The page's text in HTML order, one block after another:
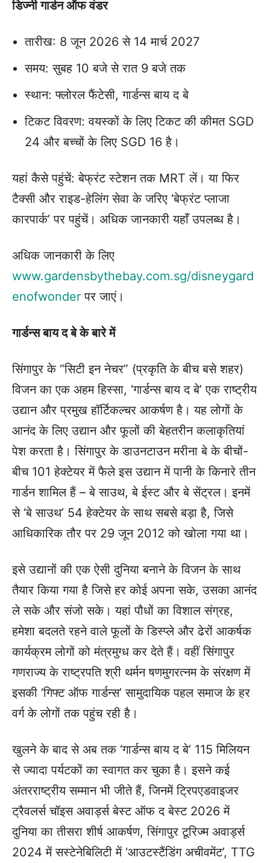
डिज्नी गार्डन ऑफ वंडर
तारीख: 8 जून 2026 से 14 मार्च 2027
समय: सुबह 10 बजे से रात 9 बजे तक
स्थान: फ्लोरल फैंटेसी, गार्डन्स बाय द बे
टिकट विवरण: वयस्कों के लिए टिकट की कीमत SGD
24 और बच्चों के लिए SGD 16 है।
यहां कैसे पहुंचें: बेफ्रंट स्टेशन तक MRT लें। या फिर
टैक्सी और राइड-हेलिंग सेवा के जरिए ‘बेफ्रंट प्लाजा
कारपार्क’ पर पहुंचें। अधिक जानकारी यहाँ उपलब्ध है।
अधिक जानकारी के लिए
www.gardensbythebay.com.sg/disneygard
enofwonder पर जाएं।
गार्डन्स बाय द बे के बारे में
सिंगापुर के “सिटी इन नेचर” (प्रकृति के बीच बसे शहर)
विजन का एक अहम हिस्सा, ‘गार्डन्स बाय द बे’ एक राष्ट्रीय
उद्यान और प्रमुख हॉर्टिकल्चर आकर्षण है। यह लोगों के
आनंद के लिए उद्यान और फूलों की बेहतरीन कलाकृतियां
पेश करता है। सिंगापुर के डाउनटाउन मरीना बे के बीचों-
बीच 101 हेक्टेयर में फैले इस उद्यान में पानी के किनारे तीन
गार्डन शामिल हैं – बे साउथ, बे ईस्ट और बे सेंट्रल। इनमें
से ‘बे साउथ’ 54 हेक्टेयर के साथ सबसे बड़ा है, जिसे
आधिकारिक तौर पर 29 जून 2012 को खोला गया था।
इसे उद्यानों की एक ऐसी दुनिया बनाने के विजन के साथ
तैयार किया गया है जिसे हर कोई अपना सके, उसका आनंद
ले सके और संजो सके। यहां पौधों का विशाल संग्रह,
हमेशा बदलते रहने वाले फूलों के डिस्प्ले और ढेरों आकर्षक
कार्यक्रम लोगों को मंत्रमुग्ध कर देते हैं। वहीं सिंगापुर
गणराज्य के राष्ट्रपति श्री थर्मन षणमुगरत्नम के संरक्षण में
इसकी ‘गिफ्ट ऑफ गार्डन्स’ सामुदायिक पहल समाज के हर
वर्ग के लोगों तक पहुंच रही है।
खुलने के बाद से अब तक ‘गार्डन्स बाय द बे’ 115 मिलियन
से ज्यादा पर्यटकों का स्वागत कर चुका है। इसने कई
अंतरराष्ट्रीय सम्मान भी जीते हैं, जिनमें ट्रिपएडवाइजर
ट्रैवलर्स चॉइस अवार्ड्स बेस्ट ऑफ द बेस्ट 2026 में
दुनिया का तीसरा शीर्ष आकर्षण, सिंगापुर टूरिज्म अवार्ड्स
2024 में सस्टेनेबिलिटी में ‘आउटस्टैंडिंग अचीवमेंट’, TTG